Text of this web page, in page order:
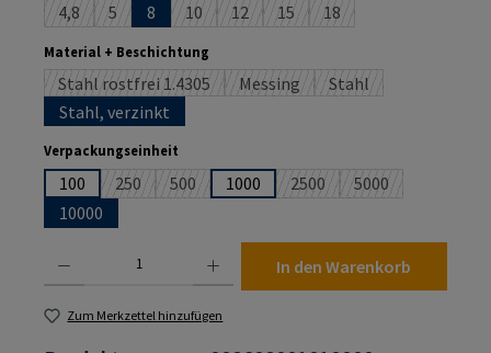
4,8(Diese Option ist zurzeit nicht verfügbar.)
5(Diese Option ist zurzeit nicht verfügbar.)
8 10(Diese Option ist zurzeit nicht verfügbar.)
12(Diese Option ist zurzeit nicht
15(Diese Option ist zurzeit nicht
18(Diese Option ist
Material + Beschichtung
Stahl rostfrei 1.4305(Diese Option ist zurzeit nicht verfügbar.)
Messing(Diese Option ist zurzeit nicht
Stahl(Diese Option ist
Stahl, verzinkt
Verpackungseinheit
100 250(Diese Option ist zurzeit nicht verfügbar.)
500(Diese Option ist zurzeit nicht verfügbar.)
1000 2500(Diese Option ist zurzeit
5000(Diese Option ist
10000
In den Warenkorb
Zum Merkzettel hinzufügen